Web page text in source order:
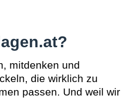
mitdenken und
die wirklich zu
passen. Und weil wir